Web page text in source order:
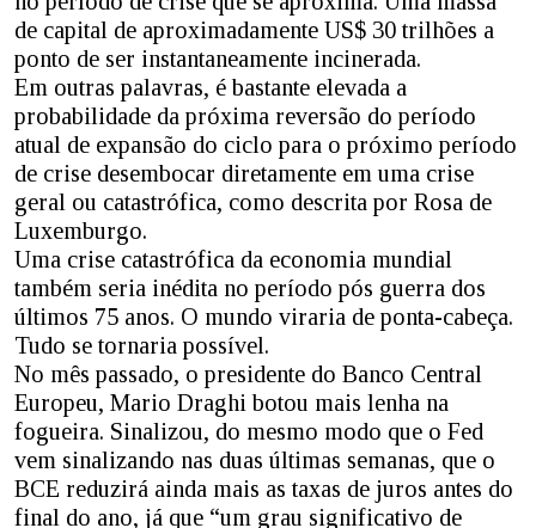
de capital de aproximadamente US$ 30 trilhões a
ponto de ser instantaneamente incinerada.
Em outras palavras, é bastante elevada a
probabilidade da próxima reversão do período
atual de expansão do ciclo para o próximo período
de crise desembocar diretamente em uma crise
geral ou catastrófica, como descrita por Rosa de
Luxemburgo.
Uma crise catastrófica da economia mundial
também seria inédita no período pós guerra dos
últimos 75 anos. O mundo viraria de ponta-cabeça.
Tudo se tornaria possível.
No mês passado, o presidente do Banco Central
Europeu, Mario Draghi botou mais lenha na
fogueira. Sinalizou, do mesmo modo que o Fed
vem sinalizando nas duas últimas semanas, que o
BCE reduzirá ainda mais as taxas de juros antes do
final do ano, já que “um grau significativo de